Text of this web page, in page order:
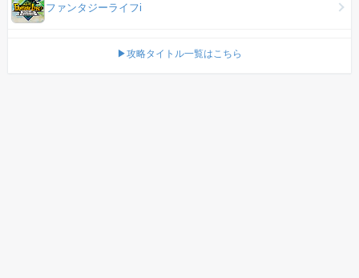
ファンタジーライフi
▶攻略タイトル一覧はこちら